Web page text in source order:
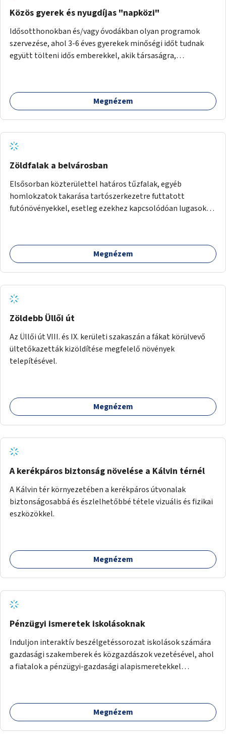
Közös gyerek és nyugdíjas "napközi"
Idősotthonokban és/vagy óvodákban olyan programok
szervezése, ahol 3-6 éves gyerekek minőségi időt tudnak
együtt tölteni idős emberekkel, akik társaságra,
Megnézem
Zöldfalak a belvárosban
Elsősorban közterülettel határos tűzfalak, egyéb
homlokzatok takarása tartószerkezetre futtatott
futónövényekkel, esetleg ezekhez kapcsolódóan lugasok
nincs lehetőség.
Megnézem
Zöldebb Üllői út
Az Üllői út VIII. és IX. kerületi szakaszán a fákat körülvevő
ültetőkazetták kizöldítése megfelelő növények
telepítésével.
Megnézem
A kerékpáros biztonság növelése a Kálvin térnél
A Kálvin tér környezetében a kerékpáros útvonalak
biztonságosabbá és észlelhetőbbé tétele vizuális és fizikai
eszközökkel.
Megnézem
Pénzügyi ismeretek iskolásoknak
Induljon interaktív beszélgetéssorozat iskolások számára
gazdasági szakemberek és közgazdászok vezetésével, ahol
a fiatalok a pénzügyi-gazdasági alapismeretekkel
számára, önkormányzati intézményben vagy külső
helyszínen iskolai együttműködéssel. A szervezést az
Megnézem